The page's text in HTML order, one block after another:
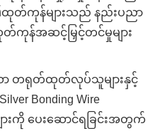
တ်ကုန်များသည် နည်းပညာ
ကုန်အဆင့်မြှင့်တင်မှုများ
ော တရုတ်ထုတ်လုပ်သူများနှင့်
Bonding Wire
ားကို ပေးဆောင်ရခြင်းအတွက်